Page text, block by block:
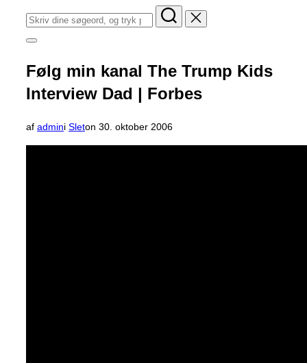
Søg
efter:
Slå
i
sidekolonne
Følg min kanal The Trump Kids
Interview Dad | Forbes
af admini Sleton Udgivet
d.
30. oktober 2006